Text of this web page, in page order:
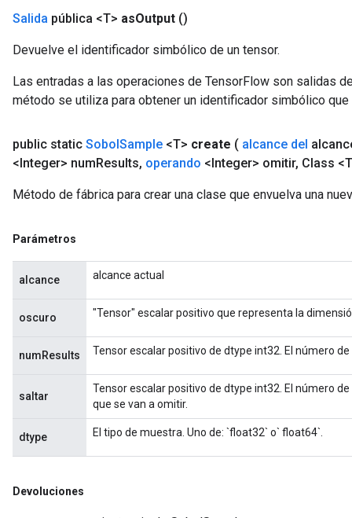
Salida pública <T> asOutput ()
Devuelve el identificador simbólico de un tensor.
Las entradas a las operaciones de TensorFlow son salidas
método se utiliza para obtener un identificador simbólico
public static SobolSample <T> create ( alcance del
<Integer> numResults, operando <Integer> omitir, Class
Método de fábrica para crear una clase que envuelva una
Parámetros
alcance alcance actual
oscuro "Tensor" escalar positivo que representa la
numResults Tensor escalar positivo de dtype int32. El número
saltar
Tensor escalar positivo de dtype int32. El número
que se van a omitir.
dtype El tipo de muestra. Uno de: `float32` o` float64`.
Devoluciones